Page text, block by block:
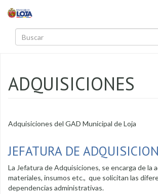
ADQUISICIONES
Adquisiciones del GAD Municipal de Loja
JEFATURA DE
La Jefatura de Adquisiciones, se encarga de la
materiales, insumos etc., que solicitan las
dependencias administrativas.